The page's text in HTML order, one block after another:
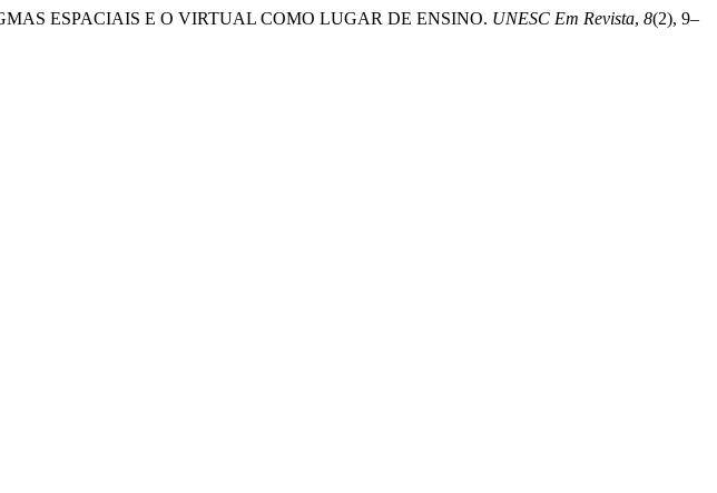
ESPACIAIS E O VIRTUAL COMO LUGAR DE ENSINO. UNESC Em Revista, 8(2), 9–